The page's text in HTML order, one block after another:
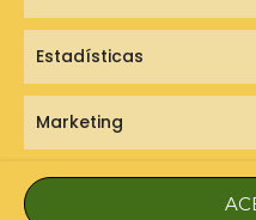
Estadísticas
Marketing